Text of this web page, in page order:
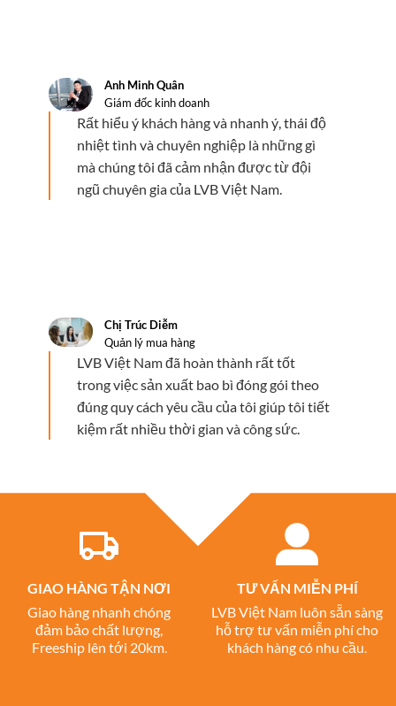
Anh Minh Quân
Giám đốc kinh doanh
Rất hiểu ý khách hàng và nhanh ý, thái độ
nhiệt tình và chuyên nghiệp là những gì
mà chúng tôi đã cảm nhận được từ đội
ngũ chuyên gia của LVB Việt Nam.
Chị Trúc Diễm
Quản lý mua hàng
LVB Việt Nam đã hoàn thành rất tốt
trong việc sản xuất bao bì đóng gói theo
đúng quy cách yêu cầu của tôi giúp tôi tiết
kiệm rất nhiều thời gian và công sức.
GIAO HÀNG TẬN NƠI
Giao hàng nhanh chóng
đảm bảo chất lượng,
Freeship lên tới 20km.
TƯ VẤN MIỄN PHÍ
LVB Việt Nam luôn sẵn sàng
hỗ trợ tư vấn miễn phí cho
khách hàng có nhu cầu.